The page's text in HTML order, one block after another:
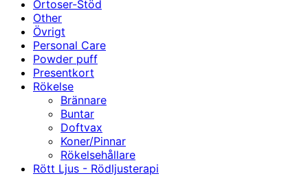
Ortoser-Stöd
Other
Övrigt
Personal Care
Powder puff
Presentkort
Rökelse
Brännare
Buntar
Doftvax
Koner/Pinnar
Rökelsehållare
Rött Ljus - Rödljusterapi